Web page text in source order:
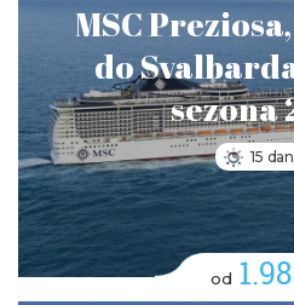
MSC
do
sezona
15
od